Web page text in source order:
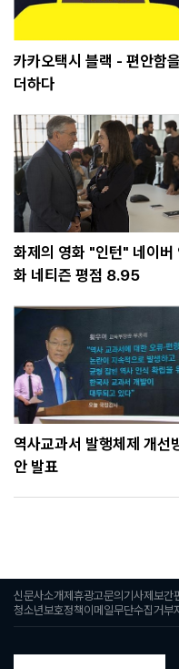
카카오택시 블랙 - 편안함을
더하다
화제의 영화 "인턴" 네이버
화 네티즌 평점 8.95
역사교과서 발행체제 개선
안 발표
신문사소개제휴광고문의기사제보간
청소년보호정책이메일무단수집거부